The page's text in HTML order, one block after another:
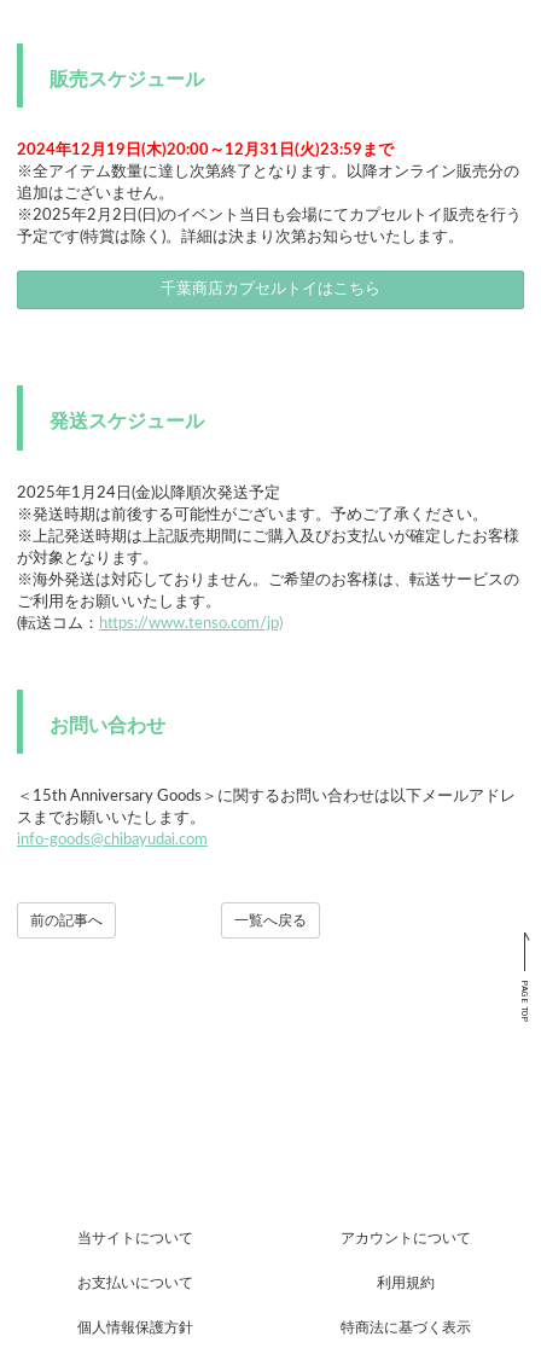
販売スケジュール
2024年12月19日(木)20:00～12月31日(火)23:59まで
※全アイテム数量に達し次第終了となります。以降オンライン販売分の
追加はございません。
※2025年2月2日(日)のイベント当日も会場にてカプセルトイ販売を行う
予定です(特賞は除く)。詳細は決まり次第お知らせいたします。
千葉商店カプセルトイはこちら
発送スケジュール
2025年1月24日(金)以降順次発送予定
※発送時期は前後する可能性がございます。予めご了承ください。
※上記発送時期は上記販売期間にご購入及びお支払いが確定したお客様
が対象となります。
※海外発送は対応しておりません。ご希望のお客様は、転送サービスの
ご利用をお願いいたします。
(転送コム： https://www.tenso.com/jp)
お問い合わせ
＜15th Anniversary Goods＞に関するお問い合わせは以下メールアドレ
スまでお願いいたします。
info-goods@chibayudai.com
一覧へ戻る
前の記事へ
PAGE TOP
当サイトについて アカウントについて
お支払いについて 利用規約
個人情報保護方針 特商法に基づく表示